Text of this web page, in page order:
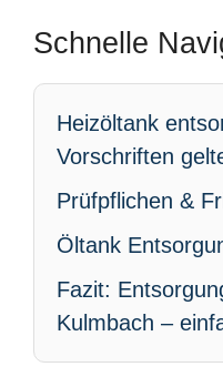
Schnelle
Heizöltank
Vorschriften
Prüfpflichen &
Öltank
Fazit:
Kulmbach –